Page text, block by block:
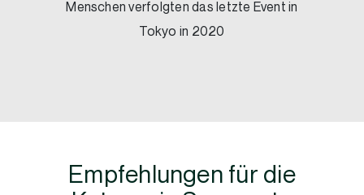
Menschen verfolgten das letzte Event in
Tokyo in 2020
Empfehlungen für die